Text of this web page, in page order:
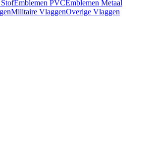
Emblemen PVCEmblemen Metaal
Militaire VlaggenOverige Vlaggen